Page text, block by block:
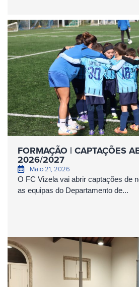
FORMAÇÃO | CAPTAÇÕES
2026/2027
Maio 21, 2026
O FC Vizela vai abrir captações de
as equipas do Departamento de...